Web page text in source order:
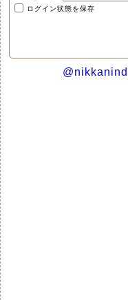
ログイン状態を保存